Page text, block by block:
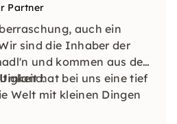
Partner
auch ein
sind die Inhaber der
und kommen aus dem
hat bei uns eine tief
Welt mit kleinen Dingen